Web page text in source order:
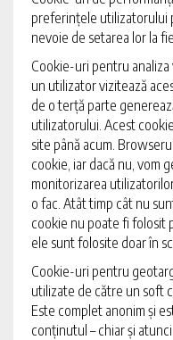
preferințele utilizatorului
nevoie de setarea lor la
Cookie-uri pentru
un utilizator vizitează
de o terță parte
utilizatorului. Acest
site până acum.
cookie, iar dacă nu, vom
monitorizarea
o fac. Atât timp cât nu
cookie nu poate fi folosit
ele sunt folosite doar în
Cookie-uri pentru
utilizate de către un soft
Este complet anonim și
conținutul – chiar și